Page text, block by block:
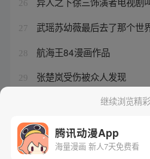
26
27 武瑶苏幼薇最后去了那个世
28 航海王84漫画作品
29 张楚岚受伤被众人发现
继续浏览精
腾讯动漫App
海量漫画 新人7天免费看